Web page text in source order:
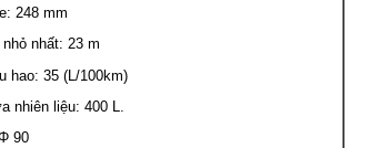
mm
nhất: 23 m
35 (L/100km)
liệu: 400 L.
90